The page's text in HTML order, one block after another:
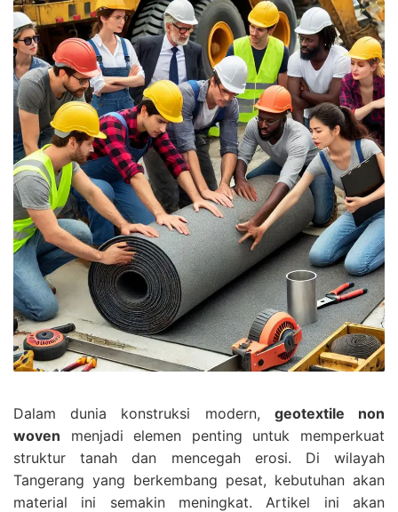
Dalam dunia konstruksi modern, geotextile non
woven menjadi elemen penting untuk memperkuat
struktur tanah dan mencegah erosi. Di wilayah
Tangerang yang berkembang pesat, kebutuhan akan
material ini semakin meningkat. Artikel ini akan